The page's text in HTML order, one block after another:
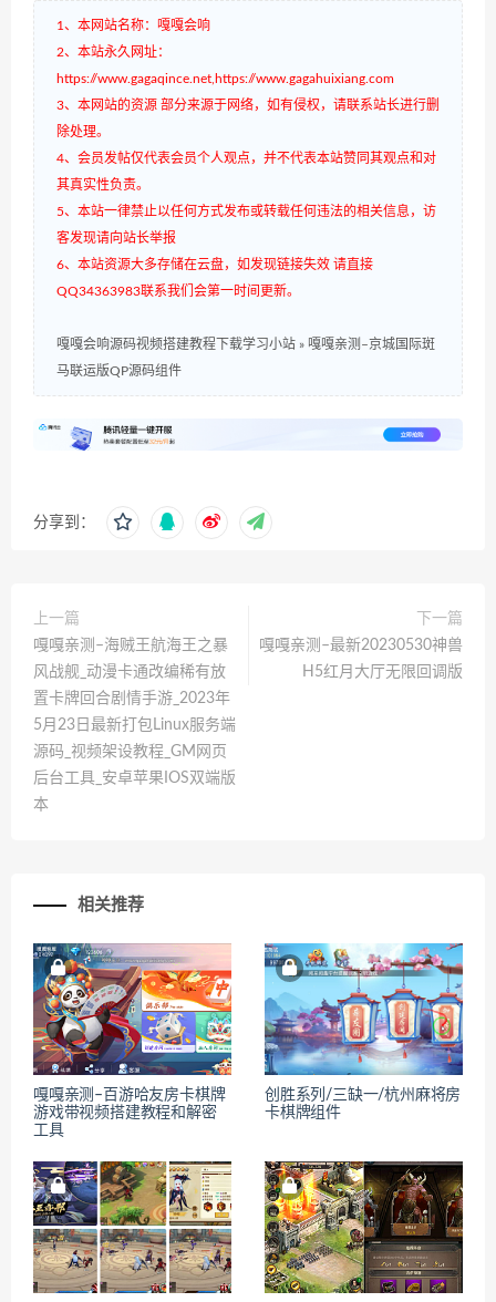
1、本网站名称：嘎嘎会响
2、本站永久网址：
https://www.gagaqince.net,https://www.gagahuixiang.com
3、本网站的资源 部分来源于网络，如有侵权，请联系站长进行删
除处理。
4、会员发帖仅代表会员个人观点，并不代表本站赞同其观点和对
其真实性负责。
5、本站一律禁止以任何方式发布或转载任何违法的相关信息，访
客发现请向站长举报
6、本站资源大多存储在云盘，如发现链接失效 请直接
QQ34363983联系我们会第一时间更新。
嘎嘎会响源码视频搭建教程下载学习小站 » 嘎嘎亲测–京城国际斑
马联运版QP源码组件
分享到：
上一篇
嘎嘎亲测–海贼王航海王之暴
风战舰_动漫卡通改编稀有放
置卡牌回合剧情手游_2023年
5月23日最新打包Linux服务端
源码_视频架设教程_GM网页
后台工具_安卓苹果IOS双端版
本
下一篇
嘎嘎亲测–最新20230530神兽
H5红月大厅无限回调版
相关推荐
嘎嘎亲测–百游哈友房卡棋牌
游戏带视频搭建教程和解密
工具
创胜系列/三缺一/杭州麻将房
卡棋牌组件